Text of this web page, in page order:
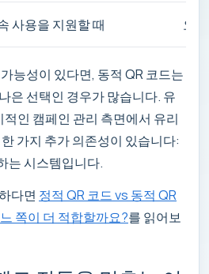
사용을 지원할 때 요
능성이 있다면, 동적 QR 코드는
은 선택인 경우가 많습니다. 유
인 캠페인 관리 측면에서 유리
가지 추가 의존성이 있습니다:
는 시스템입니다.
다면 정적 QR 코드 vs 동적 QR
쪽이 더 적합할까요?를 읽어보